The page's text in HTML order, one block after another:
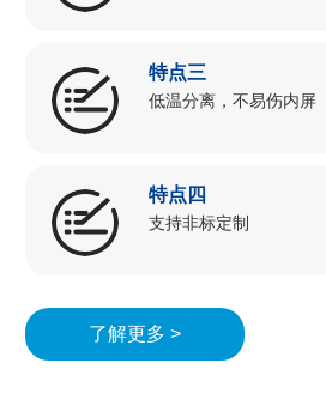
特点三
低温分离，不易伤内屏
特点四
支持非标定制
了解更多 >